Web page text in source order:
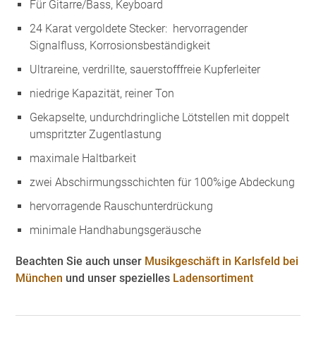
Für Gitarre/Bass, Keyboard
24 Karat vergoldete Stecker: hervorragender
Signalfluss, Korrosionsbeständigkeit
Ultrareine, verdrillte, sauerstofffreie Kupferleiter
niedrige Kapazität, reiner Ton
Gekapselte, undurchdringliche Lötstellen mit doppelt
umspritzter Zugentlastung
maximale Haltbarkeit
zwei Abschirmungsschichten für 100%ige Abdeckung
hervorragende Rauschunterdrückung
minimale Handhabungsgeräusche
Beachten Sie auch unser Musikgeschäft in Karlsfeld bei
München und unser spezielles Ladensortiment